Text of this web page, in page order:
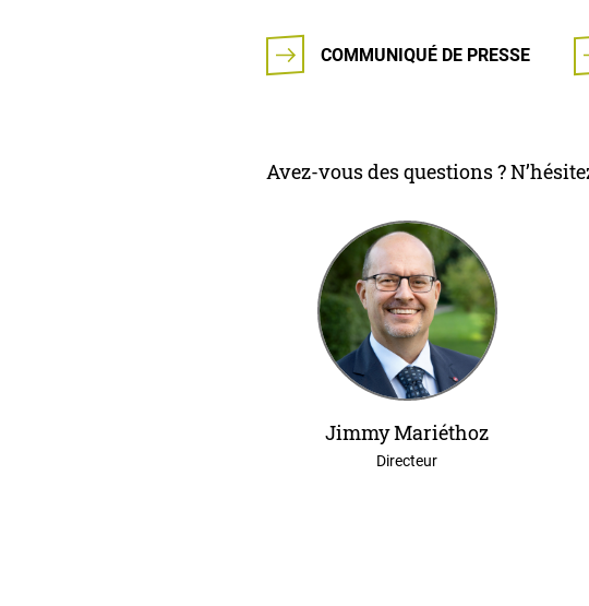
COMMUNIQUÉ DE PRESSE
Avez-vous des questions ?
Jimmy Mariéthoz
Directeur